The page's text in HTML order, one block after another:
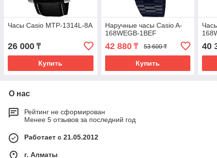
Часы Casio MTP-1314L-8A
26 000 ₸
Купить
Наручные часы Casio A-
168WEGB-1BEF
42 880₸ 53 600 ₸
Купить
40
О нас
Рейтинг не сформирован
Менее 5 отзывов за последний год
Работает с 21.05.2012
г. Алматы